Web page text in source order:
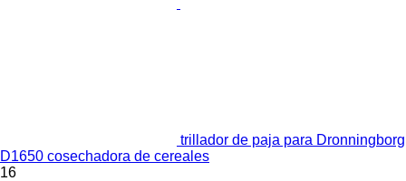
trillador de paja para Dronningborg
D1650 cosechadora de cereales
16